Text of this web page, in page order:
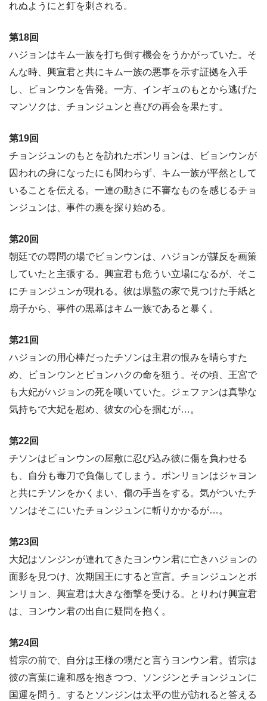
れぬようにと釘を刺される。
第18回
ハジョンはキム一族を打ち倒す機会をうかがっていた。そ
んな時、興宣君と共にキム一族の悪事を示す証拠を入手
し、ビョンウンを告発。一方、インギュのもとから逃げた
マンソクは、チョンジュンと喜びの再会を果たす。
第19回
チョンジュンのもとを訪れたボンリョンは、ビョンウンが
囚われの身になったにも関わらず、キム一族が平然として
いることを伝える。一連の動きに不審なものを感じるチョ
ンジュンは、事件の裏を探り始める。
第20回
朝廷での尋問の場でビョンウンは、ハジョンが謀反を画策
していたと主張する。興宣君も危うい立場になるが、そこ
にチョンジュンが現れる。彼は県監の家で見つけた手紙と
扇子から、事件の黒幕はキム一族であると暴く。
第21回
ハジョンの用心棒だったチソンは主君の恨みを晴らすた
め、ビョンウンとビョンハクの命を狙う。その頃、王宮で
も大妃がハジョンの死を嘆いていた。ジェファンは真摯な
気持ちで大妃を慰め、彼女の心を掴むが…。
第22回
チソンはビョンウンの屋敷に忍び込み彼に傷を負わせる
も、自分も毒刀で負傷してしまう。ボンリョンはジャヨン
と共にチソンをかくまい、傷の手当をする。気がついたチ
ソンはそこにいたチョンジュンに斬りかかるが…。
第23回
大妃はソンジンが連れてきたヨンウン君に亡きハジョンの
面影を見つけ、次期国王にすると宣言。チョンジュンとボ
ンリョン、興宣君は大きな衝撃を受ける。とりわけ興宣君
は、ヨンウン君の出自に疑問を抱く。
第24回
哲宗の前で、自分は王様の甥だと言うヨンウン君。哲宗は
彼の言葉に違和感を抱きつつ、ソンジンとチョンジュンに
国運を問う。するとソンジンは太平の世が訪れると答える